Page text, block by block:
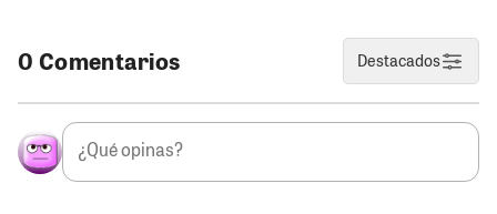
0 Comentarios Destacados